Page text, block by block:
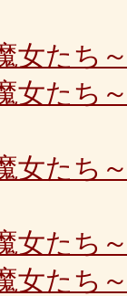
女たち
女たち
女たち
女たち
女たち